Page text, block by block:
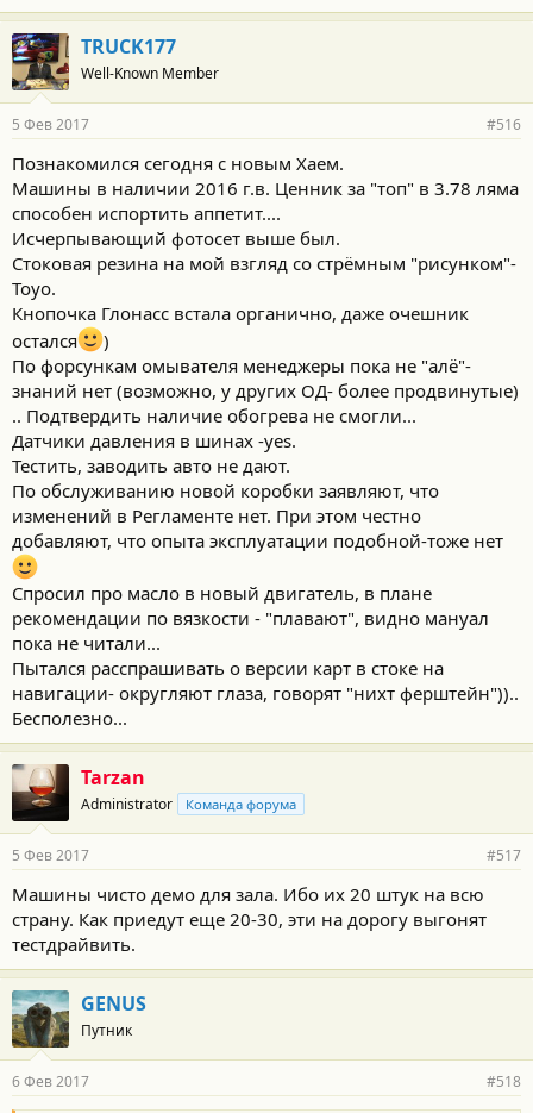
TRUCK177
Well-Known Member
5 Фев 2017 #516
Познакомился сегодня с новым Хаем.
Машины в наличии 2016 г.в. Ценник за "топ" в 3.78 ляма
способен испортить аппетит....
Исчерпывающий фотосет выше был.
Стоковая резина на мой взгляд со стрёмным "рисунком"-
Toyo.
Кнопочка Глонасс встала органично, даже очешник
остался
)
По форсункам омывателя менеджеры пока не "алё"-
знаний нет (возможно, у других ОД- более продвинутые)
.. Подтвердить наличие обогрева не смогли...
Датчики давления в шинах -yes.
Тестить, заводить авто не дают.
По обслуживанию новой коробки заявляют, что
изменений в Регламенте нет. При этом честно
добавляют, что опыта эксплуатации подобной-тоже нет
Спросил про масло в новый двигатель, в плане
рекомендации по вязкости - "плавают", видно мануал
пока не читали...
Пытался расспрашивать о версии карт в стоке на
навигации- округляют глаза, говорят "нихт ферштейн"))..
Бесполезно...
Tarzan
Administrator Команда форума
5 Фев 2017 #517
Машины чисто демо для зала. Ибо их 20 штук на всю
страну. Как приедут еще 20-30, эти на дорогу выгонят
тестдрайвить.
GENUS
Путник
6 Фев 2017 #518